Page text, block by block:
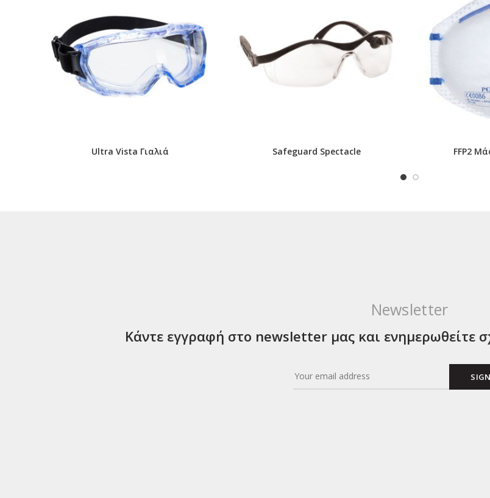
Ultra Vista Γιαλιά Safeguard Spectacle FFP2
Newsletter
Κάντε εγγραφή στο newsletter μας και ενημερωθείτε